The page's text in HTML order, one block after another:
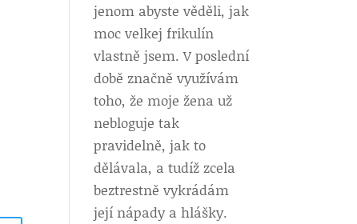
jenom abyste věděli, jak
moc velkej frikulín
vlastně jsem. V poslední
době značně využívám
toho, že moje žena už
nebloguje tak
pravidelně, jak to
dělávala, a tudíž zcela
beztrestně vykrádám
její nápady a hlášky.